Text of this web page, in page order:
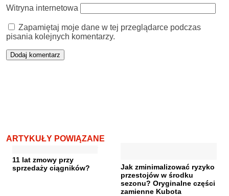
Witryna internetowa
Zapamiętaj moje dane w tej przeglądarce podczas
pisania kolejnych komentarzy.
ARTYKUŁY POWIĄZANE
11 lat zmowy przy
sprzedaży ciągników?
Jak zminimalizować ryzyko
przestojów w środku
sezonu? Oryginalne części
zamienne Kubota